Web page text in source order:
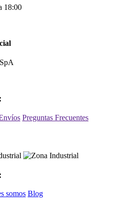
18:00
Preguntas Frecuentes
somos Blog